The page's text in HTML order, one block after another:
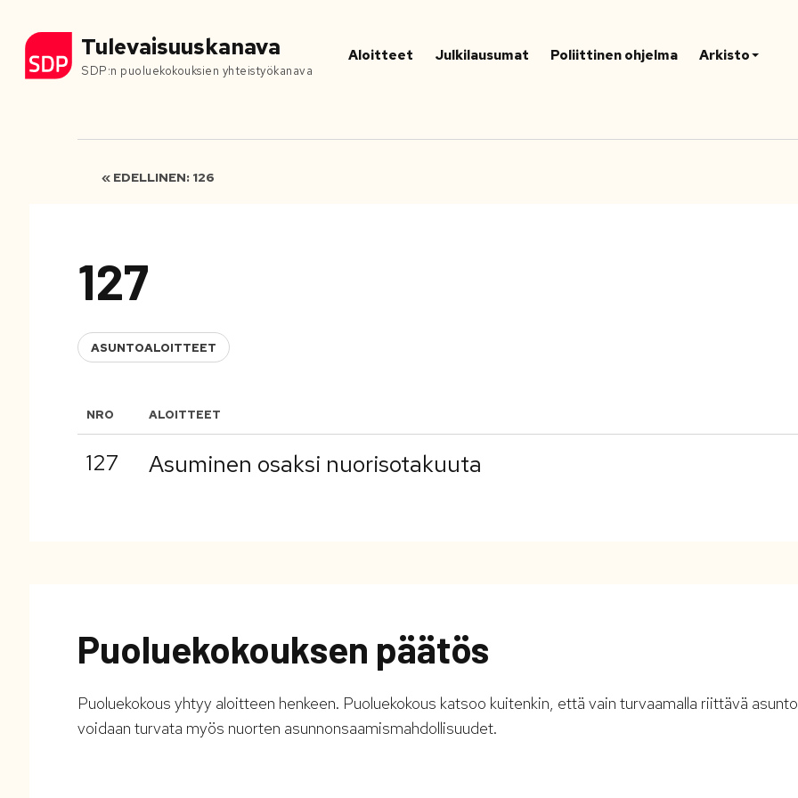
Tulevaisuuskanava
SDP:n puoluekokouksien yhteistyökanava
Aloitteet Julkilausumat Poliittinen ohjelma Arkisto
« EDELLINEN: 126
127
ASUNTOALOITTEET
NRO ALOITTEET
127 Asuminen osaksi nuorisotakuuta
Puoluekokouksen päätös
Puoluekokous yhtyy aloitteen henkeen. Puoluekokous katsoo kuitenkin, että vain turvaamalla riittävä
voidaan turvata myös nuorten asunnonsaamismahdollisuudet.